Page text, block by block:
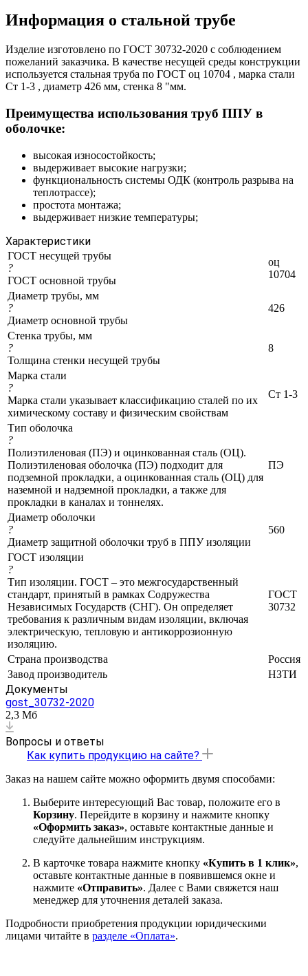
Информация о стальной трубе
Изделие изготовлено по ГОСТ 30732-2020 с соблюдением
пожеланий заказчика. В качестве несущей среды конструкции
используется стальная труба по ГОСТ оц 10704 , марка стали
Ст 1-3 , диаметр 426 мм, стенка 8 "мм.
Преимущества использования труб ППУ в
оболочке:
высокая износостойкость;
выдерживает высокие нагрузки;
функциональность системы ОДК (контроль разрыва на
теплотрассе);
простота монтажа;
выдерживает низкие температуры;
Характеристики
ГОСТ несущей трубы
?
ГОСТ основной трубы
оц
10704
Диаметр трубы, мм
?
Диаметр основной трубы
426
Стенка трубы, мм
?
Толщина стенки несущей трубы
8
Марка стали
?
Марка стали указывает классификацию сталей по их
химическому составу и физическим свойствам
Ст 1-3
Тип оболочка
?
Полиэтиленовая (ПЭ) и оцинкованная сталь (ОЦ).
Полиэтиленовая оболочка (ПЭ) подходит для
подземной прокладки, а оцинкованная сталь (ОЦ) для
наземной и надземной прокладки, а также для
прокладки в каналах и тоннелях.
ПЭ
Диаметр оболочки
?
Диаметр защитной оболочки труб в ППУ изоляции
560
ГОСТ изоляции
?
Тип изоляции. ГОСТ – это межгосударственный
стандарт, принятый в рамках Содружества
Независимых Государств (СНГ). Он определяет
требования к различным видам изоляции, включая
электрическую, тепловую и антикоррозионную
изоляцию.
ГОСТ
30732
Страна производства
Россия
Завод производитель
НЗТИ
Документы
gost_30732-2020
2,3 Мб
Вопросы и ответы
Как купить продукцию на сайте?
Заказ на нашем сайте можно оформить двумя способами:
Выберите интересующий Вас товар, положите его в
Корзину. Перейдите в корзину и нажмите кнопку
«Оформить заказ», оставьте контактные данные и
следуйте дальнейшим инструкциям.
В карточке товара нажмите кнопку «Купить в 1 клик»,
оставьте контактные данные в появившемся окне и
нажмите «Отправить». Далее с Вами свяжется наш
менеджер для уточнения деталей заказа.
Подробности приобретения продукции юридическими
лицами читайте в разделе «Оплата».